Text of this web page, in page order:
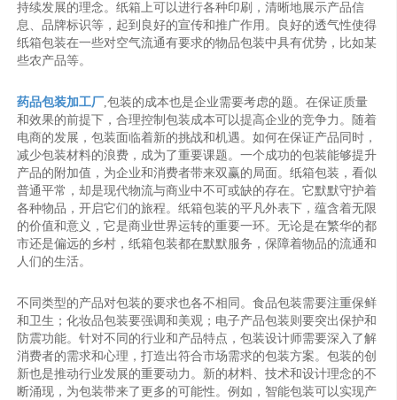
持续发展的理念。纸箱上可以进行各种印刷，清晰地展示产品信
息、品牌标识等，起到良好的宣传和推广作用。良好的透气性使得
纸箱包装在一些对空气流通有要求的物品包装中具有优势，比如某
些农产品等。
药品包装加工厂,包装的成本也是企业需要考虑的题。在保证质量
和效果的前提下，合理控制包装成本可以提高企业的竞争力。随着
电商的发展，包装面临着新的挑战和机遇。如何在保证产品同时，
减少包装材料的浪费，成为了重要课题。一个成功的包装能够提升
产品的附加值，为企业和消费者带来双赢的局面。纸箱包装，看似
普通平常，却是现代物流与商业中不可或缺的存在。它默默守护着
各种物品，开启它们的旅程。纸箱包装的平凡外表下，蕴含着无限
的价值和意义，它是商业世界运转的重要一环。无论是在繁华的都
市还是偏远的乡村，纸箱包装都在默默服务，保障着物品的流通和
人们的生活。
不同类型的产品对包装的要求也各不相同。食品包装需要注重保鲜
和卫生；化妆品包装要强调和美观；电子产品包装则要突出保护和
防震功能。针对不同的行业和产品特点，包装设计师需要深入了解
消费者的需求和心理，打造出符合市场需求的包装方案。包装的创
新也是推动行业发展的重要动力。新的材料、技术和设计理念的不
断涌现，为包装带来了更多的可能性。例如，智能包装可以实现产